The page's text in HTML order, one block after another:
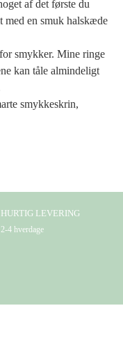
af det første du
en smuk halskæde
smykker. Mine ringe
kan tåle almindeligt
smykkeskrin,
HURTIG LEVERING
2-4 hverdage